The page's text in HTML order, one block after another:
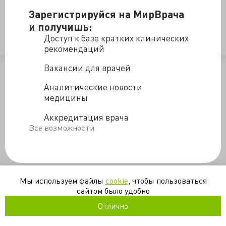
Зарегистрируйся на МирВрача
и получишь:
Доступ к базе кратких клинических
рекомендаций
Вакансии для врачей
Аналитические новости
медицины
Аккредитация врача
Все возможности
поколение молодых врачей. Одним словом,
профессионал высочайшей пробы.
Пост от 29.01.15
Мы используем файлы cookie , чтобы пользоваться
сайтом было удобно
Отлично
/blogs/appenditsit_vot_kak_byvaet-15-11-2016